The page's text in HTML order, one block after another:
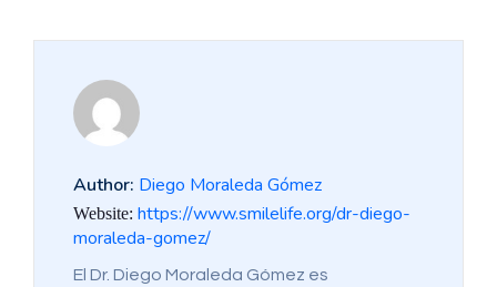
Author: Diego Moraleda Gómez
Website: https://www.smilelife.org/dr-diego-
moraleda-gomez/
El Dr. Diego Moraleda Gómez es